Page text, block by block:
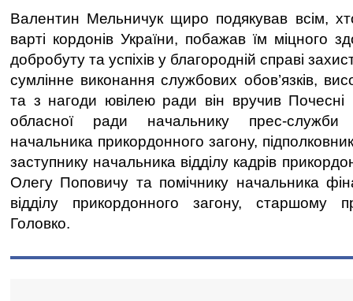
Валентин Мельничук щиро подякував всім,
варті кордонів України, побажав їм міцного
добробуту та успіхів у благородній справі
сумлінне виконання службових обов’язків,
та з нагоди ювілею ради він вручив Почесні
обласної ради начальнику прес-служби
начальника прикордонного загону,
заступнику начальника відділу кадрів
Олегу Поповичу та помічнику начальника
відділу прикордонного загону, старшому
Головко.